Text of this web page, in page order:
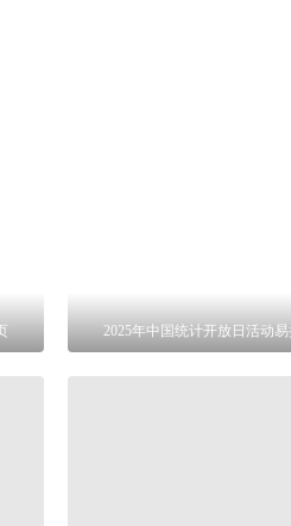
2025年中国统计开放日活动